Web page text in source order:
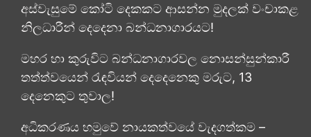
අස්වැසුමේ කෝටි දෙකකට ආසන්න මුදලක් වංචාකළ
නිලධාරීන් දෙදෙනා බන්ධනාගාරයට!
මහර හා කුරුවිට බන්ධනාගාරවල නොසන්සුන්කාරී
තත්ත්වයෙන් රැඳවියන් දෙදෙනෙකු මරුට, 13
දෙනෙකුට තුවාල!
අධිකරණය හමුවේ නායකත්වයේ වැදගත්කම –